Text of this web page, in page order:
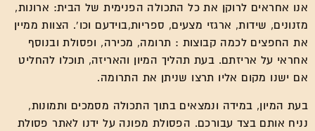
אנו אחראים לרוקן את כל התכולה הפנימית של הבית: ארונות,
מזנונים, שידות, ארגזי מצעים, ספריות,בוידעם וכו'. הצוות ממיין
את החפצים לכמה קבוצות : תרומה, מכירה, ופסולת ובנוסף
אחראי על אריזתם. בעת תהליך המיון והאריזה, תוכלו להחליט
אם ישנו מקום אליו תרצו שניתן את התרומה.
בעת המיון, במידה ונמצאים בתוך התכולה מסמכים ותמונות,
נניח אותם בצד עבורכם. הפסולת מפונה על ידנו לאתר פסולת